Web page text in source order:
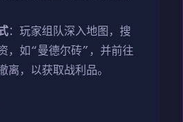
：玩家组队深入地图，搜
，如“曼德尔砖”，并前往
离，以获取战利品。